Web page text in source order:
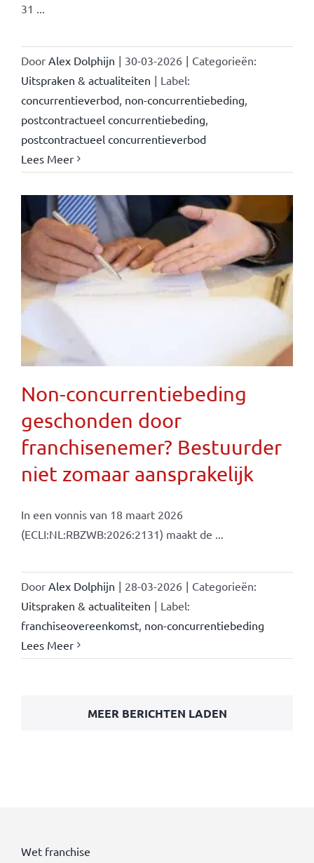
31 ...
Door Alex Dolphijn | 30-03-2026 | Categorieën:
Uitspraken & actualiteiten | Label:
concurrentieverbod, non-concurrentiebeding
postcontractueel concurrentiebeding
postcontractueel concurrentieverbod
Lees Meer
Non-concurrentiebeding
geschonden door
franchisenemer? Bestuurder
niet zomaar aansprakelijk
In een vonnis van 18 maart 2026
(ECLI:NL:RBZWB:2026:2131) maakt de ...
Door Alex Dolphijn | 28-03-2026 | Categorieën:
Uitspraken & actualiteiten | Label:
franchiseovereenkomst, non-concurrentiebeding
Lees Meer
MEER BERICHTEN LADEN
Wet franchise